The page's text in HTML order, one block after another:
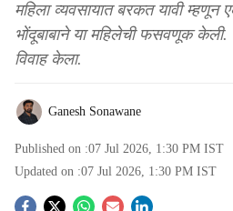
महिला व्यवसायात बरकत यावी म्हणून
भोंदूबाबाने या महिलेची फसवणूक केली.
विवाह केला.
Ganesh Sonawane
Published on :07 Jul 2026, 1:30 PM IST
Updated on :07 Jul 2026, 1:30 PM IST